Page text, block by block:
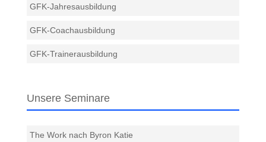
GFK-Jahresausbildung
GFK-Coachausbildung
GFK-Trainerausbildung
Unsere Seminare
The Work nach Byron Katie